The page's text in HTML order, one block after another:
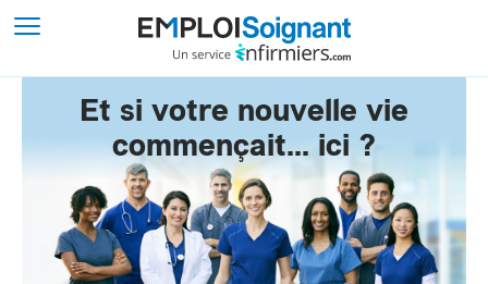
Et si votre nouvelle vie
commençait... ici ?